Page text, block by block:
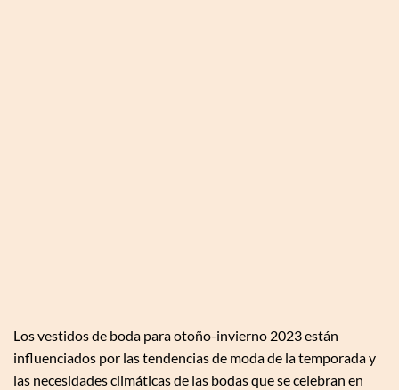
Los vestidos de boda para otoño-invierno 2023 están
influenciados por las tendencias de moda de la temporada y
las necesidades climáticas de las bodas que se celebran en